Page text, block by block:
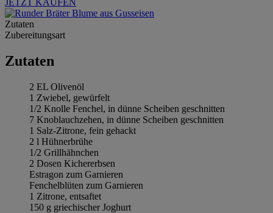
Zutaten
Zubereitungsart
Zutaten
2 EL Olivenöl
1 Zwiebel, gewürfelt
1/2 Knolle Fenchel, in dünne Scheiben geschnitten
7 Knoblauchzehen, in dünne Scheiben geschnitten
1 Salz-Zitrone, fein gehackt
2 l Hühnerbrühe
1/2 Grillhähnchen
2 Dosen Kichererbsen
Estragon zum Garnieren
Fenchelblüten zum Garnieren
1 Zitrone, entsaftet
150 g griechischer Joghurt